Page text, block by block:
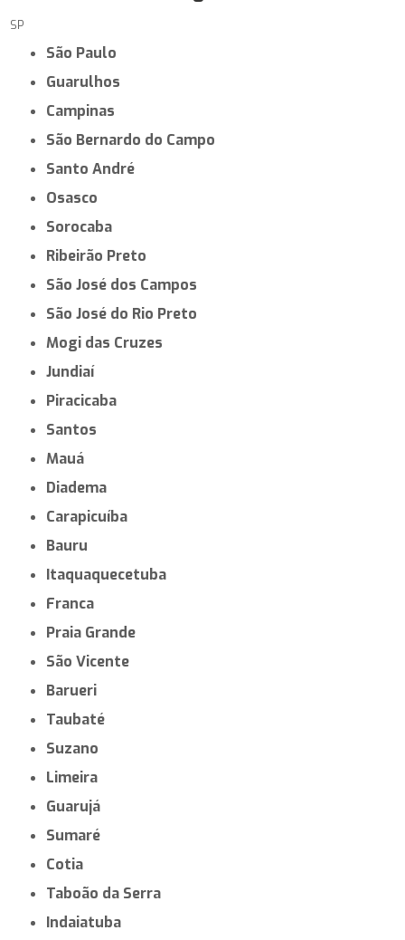
SP
São Paulo
Guarulhos
Campinas
São Bernardo do Campo
Santo André
Osasco
Sorocaba
Ribeirão Preto
São José dos Campos
São José do Rio Preto
Mogi das Cruzes
Jundiaí
Piracicaba
Santos
Mauá
Diadema
Carapicuíba
Bauru
Itaquaquecetuba
Franca
Praia Grande
São Vicente
Barueri
Taubaté
Suzano
Limeira
Guarujá
Sumaré
Cotia
Taboão da Serra
Indaiatuba